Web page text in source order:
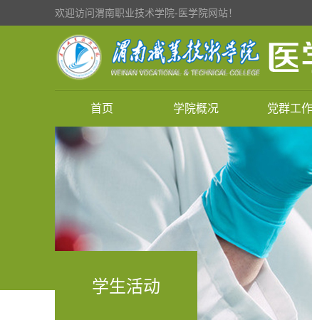
欢迎访问渭南职业技术学院-医学院网站！
首页 学院概况 党群工作
学生活动